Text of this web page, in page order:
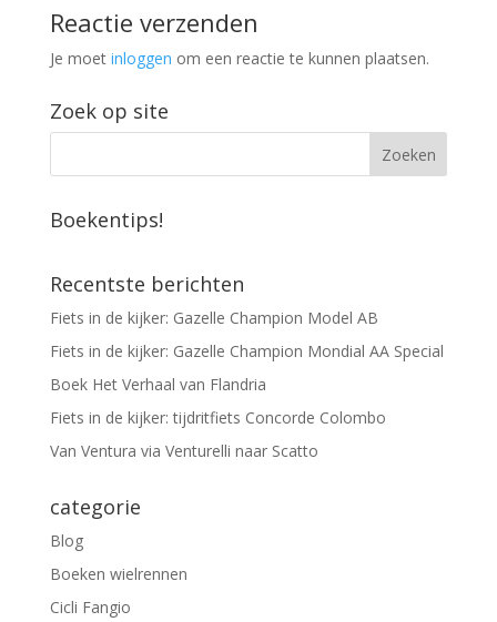
Reactie verzenden
Je moet inloggen om een reactie te kunnen plaatsen.
Zoek op site
Boekentips!
Recentste berichten
Fiets in de kijker: Gazelle Champion Model AB
Fiets in de kijker: Gazelle Champion Mondial AA Special
Boek Het Verhaal van Flandria
Fiets in de kijker: tijdritfiets Concorde Colombo
Van Ventura via Venturelli naar Scatto
categorie
Blog
Boeken wielrennen
Cicli Fangio